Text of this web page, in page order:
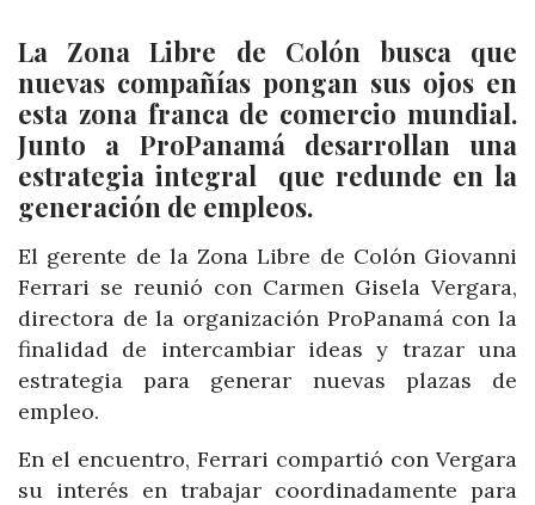
La Zona Libre de Colón busca que
nuevas compañías pongan sus ojos en
esta zona franca de comercio mundial.
Junto a ProPanamá desarrollan una
estrategia integral que redunde en la
generación de empleos.
El gerente de la Zona Libre de Colón Giovanni
Ferrari se reunió con Carmen Gisela Vergara,
directora de la organización ProPanamá con la
finalidad de intercambiar ideas y trazar una
estrategia para generar nuevas plazas de
empleo.
En el encuentro, Ferrari compartió con Vergara
su interés en trabajar coordinadamente para